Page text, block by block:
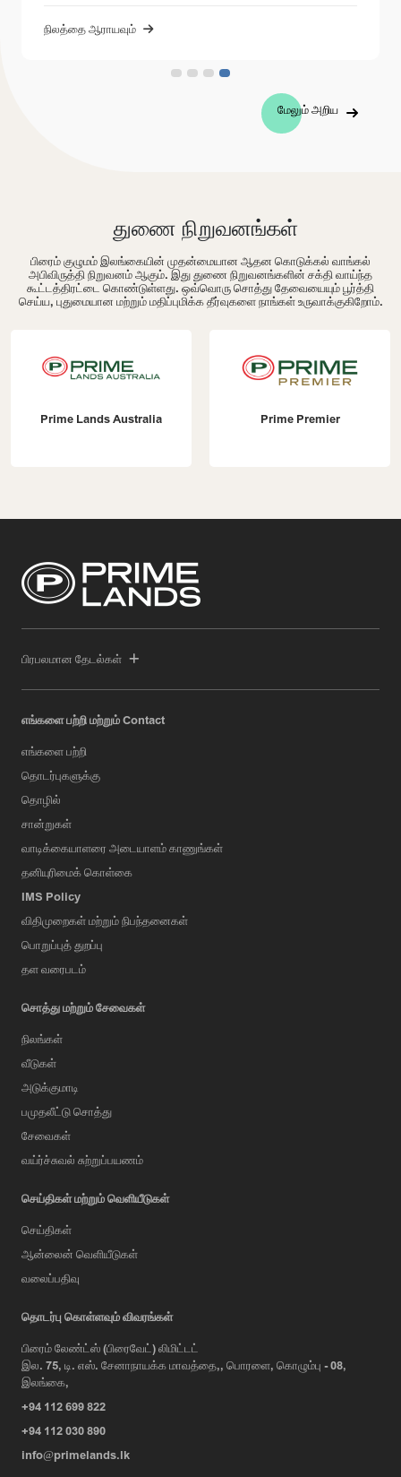
நிலத்தை ஆராயவும்
மேலும் அறிய
துணை நிறுவனங்கள்
பிரைம் குழுமம் இலங்கையின் முதன்மையான ஆதன கொடுக்கல் வாங்கல்
அபிவிருத்தி நிறுவனம் ஆகும். இது துணை நிறுவனங்களின் சக்தி வாய்ந்த
கூட்டத்திரட்டை கொண்டுள்ளது. ஒவ்வொரு சொத்து தேவையையும் பூர்த்தி
செய்ய, புதுமையான மற்றும் மதிப்புமிக்க தீர்வுகளை நாங்கள் உருவாக்குகிறோம்.
Prime Lands Australia Prime Premier
பிரபலமான தேடல்கள்
எங்களை பற்றி மற்றும் Contact
எங்களை பற்றி
தொடர்புகளுக்கு
தொழில்
சான்றுகள்
வாடிக்கையாளரை அடையாளம் காணுங்கள்
தனியுரிமைக் கொள்கை
IMS Policy
விதிமுறைகள் மற்றும் நிபந்தனைகள்
பொறுப்புத் துறப்பு
தள வரைபடம்
சொத்து மற்றும் சேவைகள்
நிலங்கள்
வீடுகள்
அடுக்குமாடி
பமுதலீட்டு சொத்து
சேவைகள்
வய்ர்ச்சுவல் சுற்றுப்பயணம்
செய்திகள் மற்றும் வெளியீடுகள்
செய்திகள்
ஆன்லைன் வெளியீடுகள்
வலைப்பதிவு
தொடர்பு கொள்ளவும் விவரங்கள்
பிரைம் லேண்ட்ஸ் (பிரைவேட்) லிமிட்டட்
இல. 75, டி. எஸ். சேனாநாயக்க மாவத்தை,, பொரளை, கொழும்பு - 08,
இலங்கை,
+94 112 699 822
+94 112 030 890
info@primelands.lk